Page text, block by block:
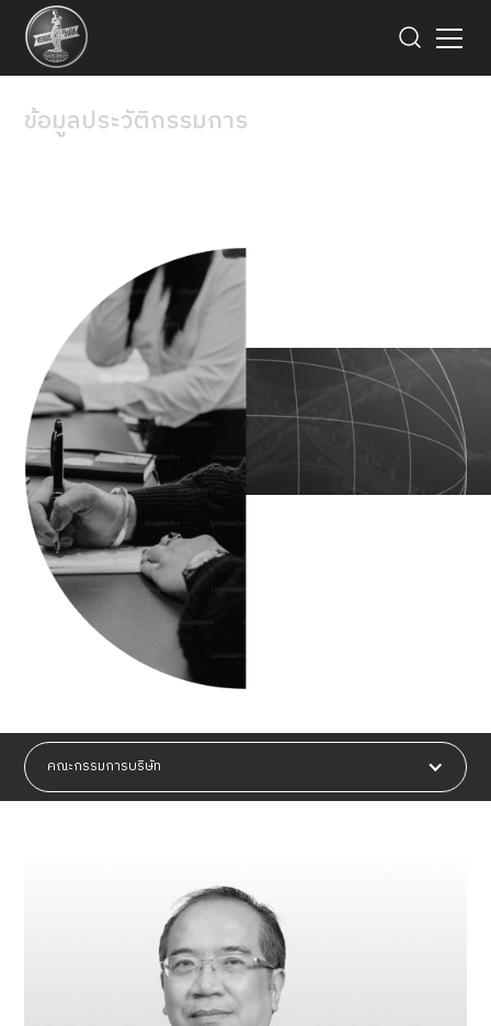
ข้อมูลประวัติกรรมการ
คณะกรรมการบริษัท